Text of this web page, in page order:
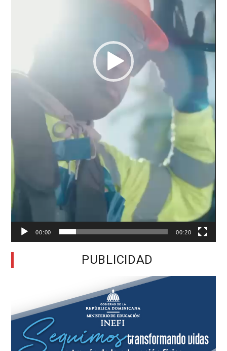
00:00 00:20
PUBLICIDAD